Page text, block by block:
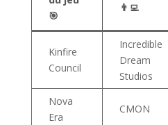
🎯
👨‍💻
Kinfire
Council
Incredible
Dream
Studios
Nova
Era
CMON